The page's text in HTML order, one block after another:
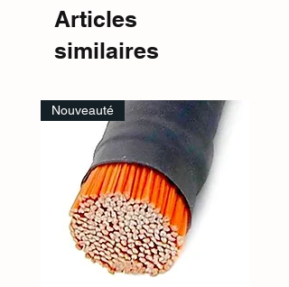
Articles
similaires
Nouveauté